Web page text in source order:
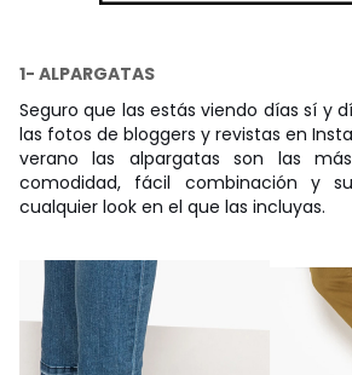
1- ALPARGATAS
Seguro que las estás viendo días sí y
las fotos de bloggers y revistas en
verano las alpargatas son las
comodidad, fácil combinación y
cualquier look en el que las incluyas.